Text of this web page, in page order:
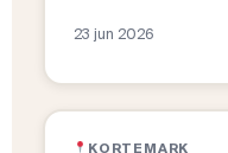
23 jun 2026
KORTEMARK